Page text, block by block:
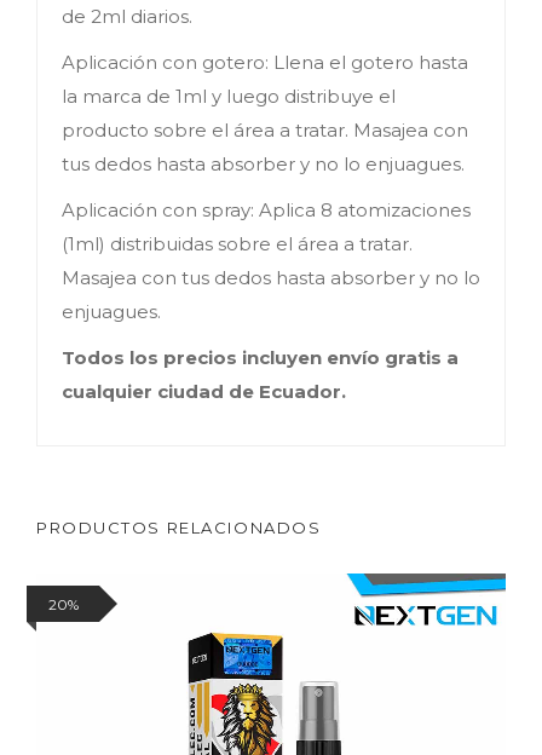
de 2ml diarios.
Aplicación con gotero: Llena el gotero hasta
la marca de 1ml y luego distribuye el
producto sobre el área a tratar. Masajea con
tus dedos hasta absorber y no lo enjuagues.
Aplicación con spray: Aplica 8 atomizaciones
(1ml) distribuidas sobre el área a tratar.
Masajea con tus dedos hasta absorber y no lo
enjuagues.
Todos los precios incluyen envío gratis a
cualquier ciudad de Ecuador.
PRODUCTOS RELACIONADOS
20%